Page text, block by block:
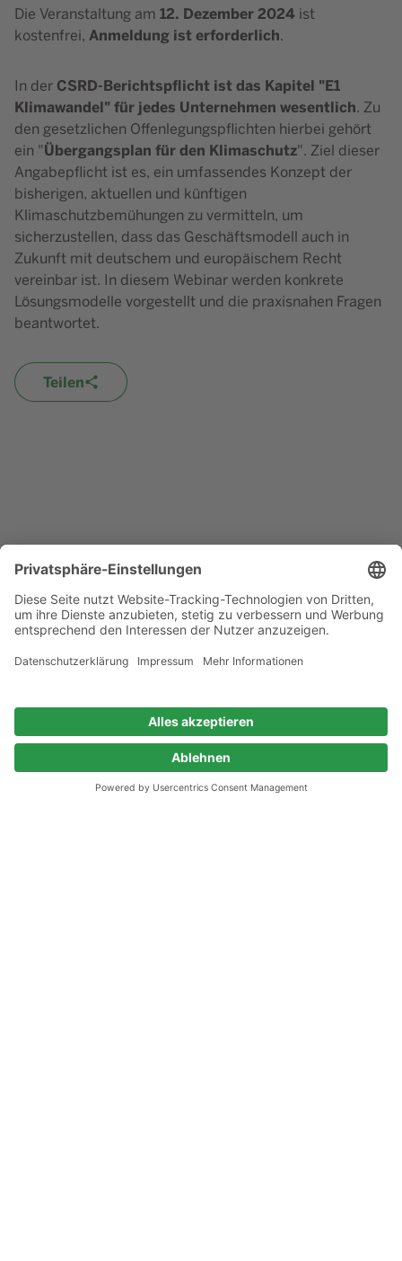
Die Veranstaltung am 12. Dezember 2024 ist
kostenfrei, Anmeldung ist erforderlich.
In der CSRD-Berichtspflicht ist das Kapitel "E1
Klimawandel" für jedes Unternehmen wesentlich. Zu
den gesetzlichen Offenlegungspflichten hierbei gehört
ein "Übergangsplan für den Klimaschutz". Ziel dieser
Angabepflicht ist es, ein umfassendes Konzept der
bisherigen, aktuellen und künftigen
Klimaschutzbemühungen zu vermitteln, um
sicherzustellen, dass das Geschäftsmodell auch in
Zukunft mit deutschem und europäischem Recht
vereinbar ist. In diesem Webinar werden konkrete
Lösungsmodelle vorgestellt und die praxisnahen Fragen
beantwortet.
Teilen